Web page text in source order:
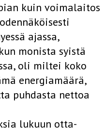
kuin voimalaitos
ajassa,
monista syistä
oli miltei koko
energiamäärä,
puhdasta nettoa
lukuun otta­